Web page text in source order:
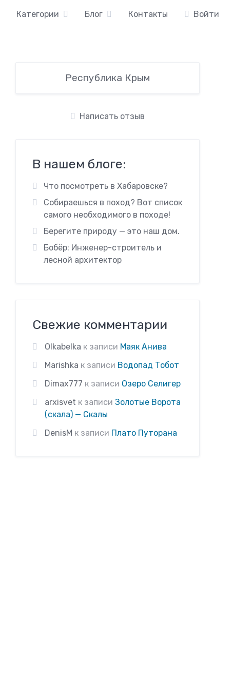
Категории Блог Контакты Войти
Республика Крым
Написать отзыв
В нашем блоге:
Что посмотреть в Хабаровске?
Собираешься в поход? Вот список
самого необходимого в походе!
Берегите природу — это наш дом.
Бобёр: Инженер-строитель и
лесной архитектор
Свежие комментарии
Olkabelka к записи Маяк Анива
Marishka к записи Водопад Тобот
Dimax777 к записи Озеро Селигер
arxisvet к записиЗолотые Ворота
(скала) — Скалы
DenisM к записи Плато Путорана